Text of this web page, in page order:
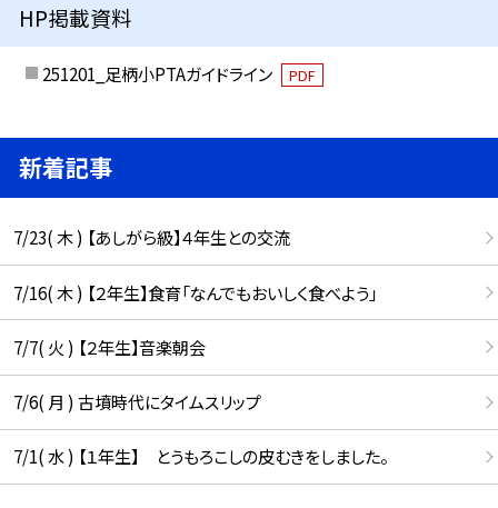
HP掲載資料
251201_足柄小PTAガイドライン PDF
新着記事
7/23( 木 ) 【あしがら級】４年生との交流
7/16( 木 ) 【２年生】食育「なんでもおいしく食べよう」
7/7( 火 ) 【２年生】音楽朝会
7/6( 月 ) 古墳時代にタイムスリップ
7/1( 水 ) 【１年生】 とうもろこしの皮むきをしました。